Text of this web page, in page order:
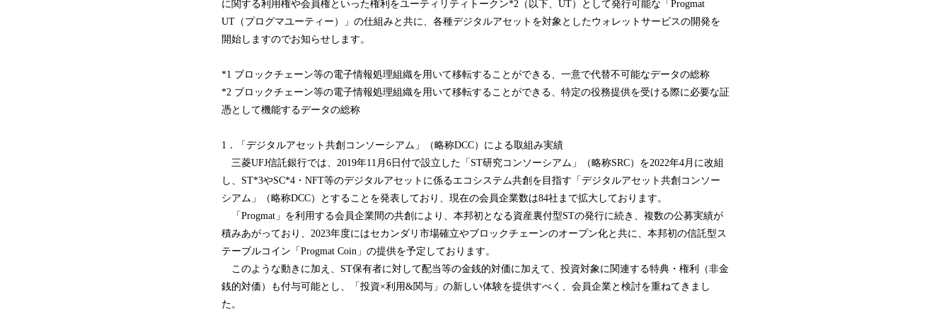
を
読
中
で
に関する利用権や会員権といった権利をユーティリティトークン*2（以下、UT）として発行可能な「Progmat
UT（プログマユーティー）」の仕組みと共に、各種デジタルアセットを対象としたウォレットサービスの開発を
開始しますのでお知らせします。
*1 ブロックチェーン等の電子情報処理組織を用いて移転することができる、一意で代替不可能なデータの総称
*2 ブロックチェーン等の電子情報処理組織を用いて移転することができる、特定の役務提供を受ける際に必要な証
憑として機能するデータの総称
1．「デジタルアセット共創コンソーシアム」（略称DCC）による取組み実績
三菱UFJ信託銀行では、2019年11月6日付で設立した「ST研究コンソーシアム」（略称SRC）を2022年4月に改組
し、ST*3やSC*4・NFT等のデジタルアセットに係るエコシステム共創を目指す「デジタルアセット共創コンソー
シアム」（略称DCC）とすることを発表しており、現在の会員企業数は84社まで拡大しております。
「Progmat」を利用する会員企業間の共創により、本邦初となる資産裏付型STの発行に続き、複数の公募実績が
積みあがっており、2023年度にはセカンダリ市場確立やブロックチェーンのオープン化と共に、本邦初の信託型ス
テーブルコイン「Progmat Coin」の提供を予定しております。
このような動きに加え、ST保有者に対して配当等の金銭的対価に加えて、投資対象に関連する特典・権利（非金
銭的対価）も付与可能とし、「投資×利用&関与」の新しい体験を提供すべく、会員企業と検討を重ねてきまし
た。